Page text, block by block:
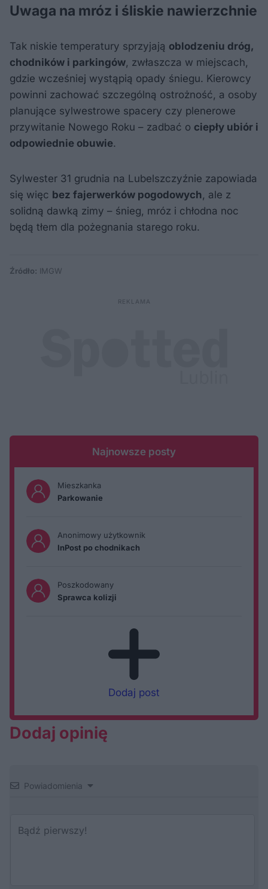
Uwaga na mróz i śliskie nawierzchnie
Tak niskie temperatury sprzyjają oblodzeniu dróg,
chodników i parkingów , zwłaszcza w miejscach,
gdzie wcześniej wystąpią opady śniegu. Kierowcy
powinni zachować szczególną ostrożność, a osoby
planujące sylwestrowe spacery czy plenerowe
przywitanie Nowego Roku – zadbać o ciepły ubiór i
odpowiednie obuwie.
Sylwester 31 grudnia na Lubelszczyźnie zapowiada
się więc bez fajerwerków pogodowych , ale z
solidną dawką zimy – śnieg, mróz i chłodna noc
będą tłem dla pożegnania starego roku.
Źródło: IMGW
Najnowsze posty
Mieszkanka
Parkowanie
Anonimowy użytkownik
InPost po chodnikach
Poszkodowany
Sprawca kolizji
Dodaj post
Dodaj opinię
Powiadomienia